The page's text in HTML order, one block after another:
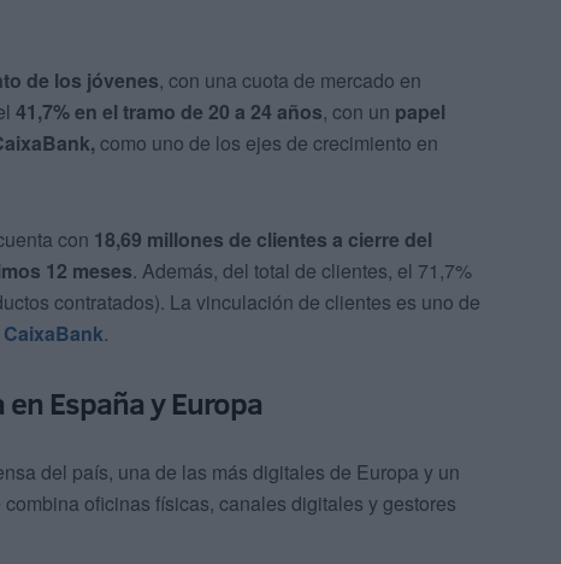
de los jóvenes, con una cuota de mercado en
41,7% en el tramo de 20 a 24 años, con un papel
como uno de los ejes de crecimiento en
con 18,69 millones de clientes a cierre del
12 meses. Además, del total de clientes, el 71,7%
contratados). La vinculación de clientes es uno de
CaixaBank.
España y Europa
del país, una de las más digitales de Europa y un
oficinas físicas, canales digitales y gestores